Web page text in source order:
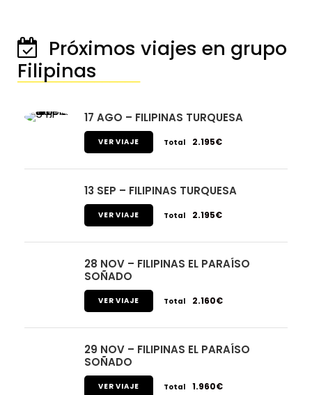
Próximos viajes en grupo
Filipinas
────────────────
17 AGO – FILIPINAS TURQUESA
VER VIAJE Total 2.195€
13 SEP – FILIPINAS TURQUESA
VER VIAJE Total 2.195€
28 NOV – FILIPINAS EL PARAÍSO
SOÑADO
VER VIAJE Total 2.160€
29 NOV – FILIPINAS EL PARAÍSO
SOÑADO
VER VIAJE Total 1.960€